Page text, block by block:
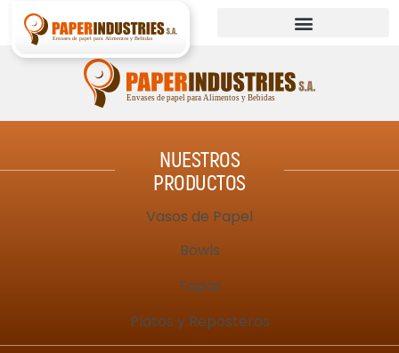
NUESTROS
PRODUCTOS
Vasos de Papel
Bowls
Tapas
Platos y Reposteros